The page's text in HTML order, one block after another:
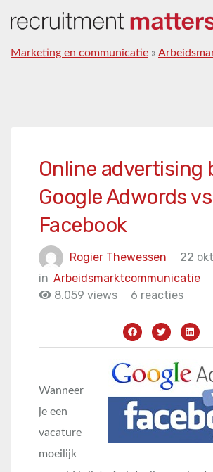
Marketing en communicatie »
Online advertising
Google Adwords
Facebook
Rogier Thewessen
22
in Arbeidsmarktcommunicatie
8.059 views
6 reacties
Wanneer
je een
vacature
moeilijk